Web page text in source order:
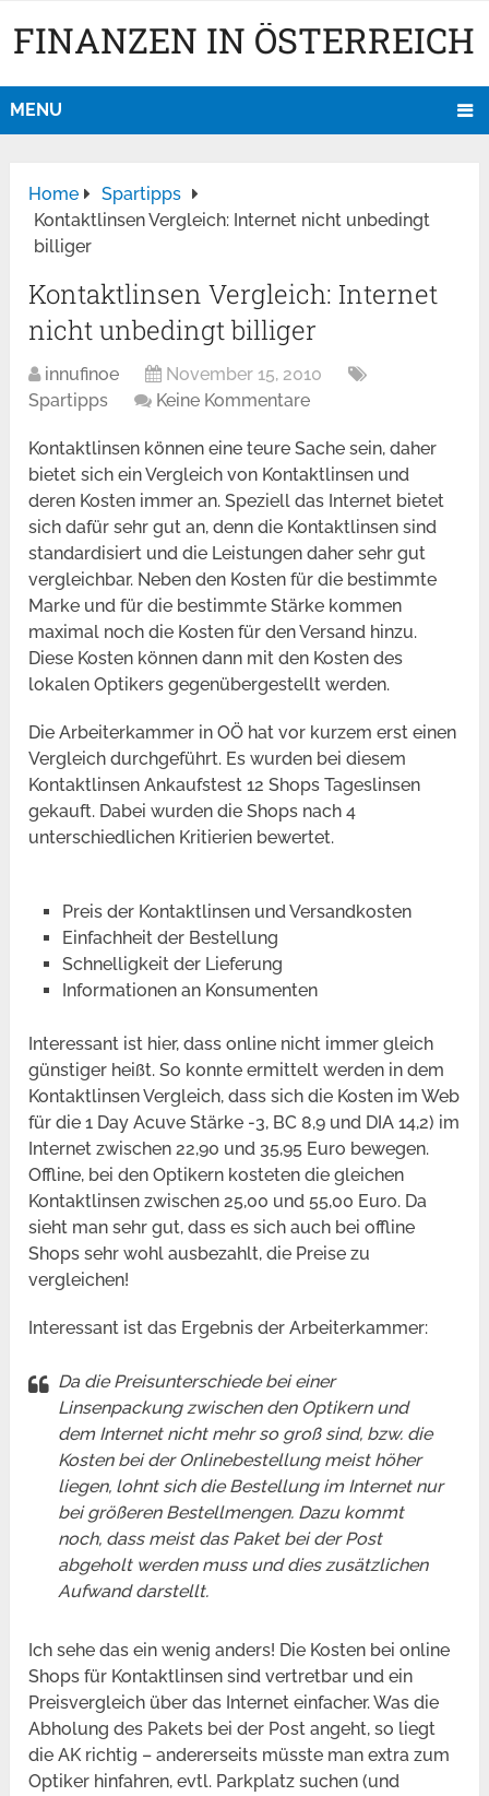
FINANZEN IN ÖSTERREICH
MENU
Home
Spartipps
Kontaktlinsen Vergleich: Internet nicht unbedingt
billiger
Kontaktlinsen Vergleich: Internet
nicht unbedingt billiger
innufinoe
November 15, 2010
Spartipps
Keine Kommentare
Kontaktlinsen können eine teure Sache sein, daher
bietet sich ein Vergleich von Kontaktlinsen und
deren Kosten immer an. Speziell das Internet bietet
sich dafür sehr gut an, denn die Kontaktlinsen sind
standardisiert und die Leistungen daher sehr gut
vergleichbar. Neben den Kosten für die bestimmte
Marke und für die bestimmte Stärke kommen
maximal noch die Kosten für den Versand hinzu.
Diese Kosten können dann mit den Kosten des
lokalen Optikers gegenübergestellt werden.
Die Arbeiterkammer in OÖ hat vor kurzem erst einen
Vergleich durchgeführt. Es wurden bei diesem
Kontaktlinsen Ankaufstest 12 Shops Tageslinsen
gekauft. Dabei wurden die Shops nach 4
unterschiedlichen Kritierien bewertet.
Preis der Kontaktlinsen und Versandkosten
Einfachheit der Bestellung
Schnelligkeit der Lieferung
Informationen an Konsumenten
Interessant ist hier, dass online nicht immer gleich
günstiger heißt. So konnte ermittelt werden in dem
Kontaktlinsen Vergleich, dass sich die Kosten im Web
für die 1 Day Acuve Stärke -3, BC 8,9 und DIA 14,2) im
Internet zwischen 22,90 und 35,95 Euro bewegen.
Offline, bei den Optikern kosteten die gleichen
Kontaktlinsen zwischen 25,00 und 55,00 Euro. Da
sieht man sehr gut, dass es sich auch bei offline
Shops sehr wohl ausbezahlt, die Preise zu
vergleichen!
Interessant ist das Ergebnis der Arbeiterkammer:
Da die Preisunterschiede bei einer
Linsenpackung zwischen den Optikern und
dem Internet nicht mehr so groß sind, bzw. die
Kosten bei der Onlinebestellung meist höher
liegen, lohnt sich die Bestellung im Internet nur
bei größeren Bestellmengen. Dazu kommt
noch, dass meist das Paket bei der Post
abgeholt werden muss und dies zusätzlichen
Aufwand darstellt.
Ich sehe das ein wenig anders! Die Kosten bei online
Shops für Kontaktlinsen sind vertretbar und ein
Preisvergleich über das Internet einfacher. Was die
Abholung des Pakets bei der Post angeht, so liegt
die AK richtig – andererseits müsste man extra zum
Optiker hinfahren, evtl. Parkplatz suchen (und